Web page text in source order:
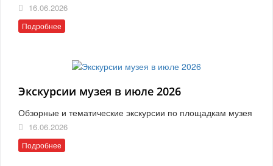
16.06.2026
Подробнее
Экскурсии музея в июле 2026
Обзорные и тематические экскурсии по площадкам музея
16.06.2026
Подробнее